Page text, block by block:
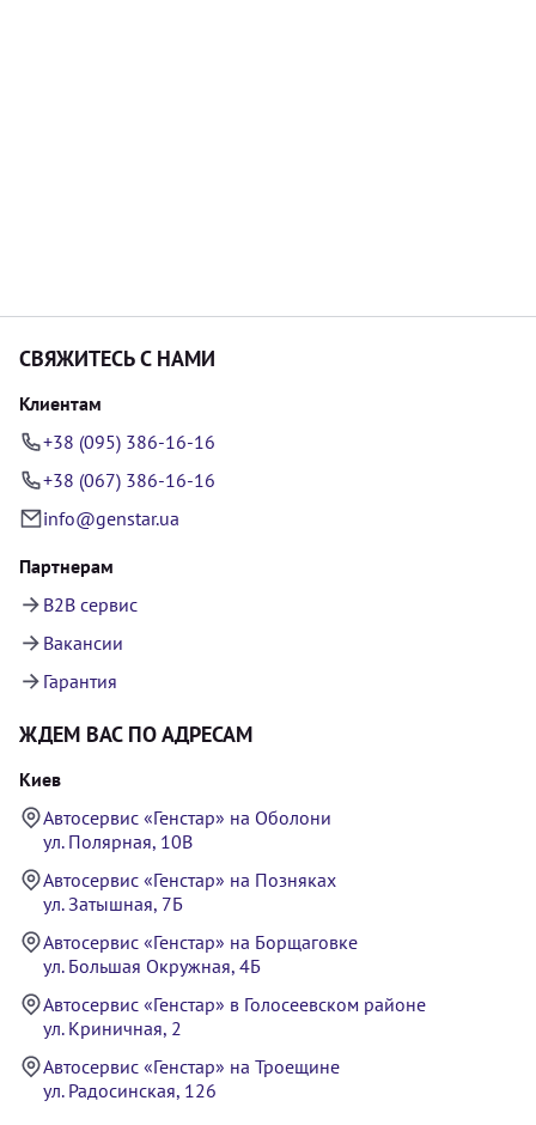
СВЯЖИТЕСЬ С НАМИ
Клиентам
+38 (095) 386-16-16
+38 (067) 386-16-16
info@genstar.ua
Партнерам
B2B сервис
Вакансии
Гарантия
ЖДЕМ ВАС ПО АДРЕСАМ
Киев
Автосервис «Генстар» на Оболони
ул. Полярная, 10В
Автосервис «Генстар» на Позняках
ул. Затышная, 7Б
Автосервис «Генстар» на Борщаговке
ул. Большая Окружная, 4Б
Автосервис «Генстар» в Голосеевском районе
ул. Криничная, 2
Автосервис «Генстар» на Троещине
ул. Радосинская, 126